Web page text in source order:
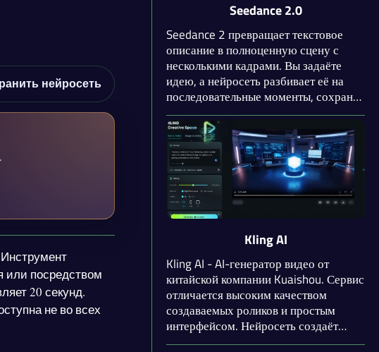
нейросеть
или посредством
20 секунд.
не во всех
Seedance 2.0
Seedance 2 превращает текстовое
описание в полноценную сцену с
несколькими кадрами. Вы задаёте
идею, а нейросеть разбивает её на
последовательные моменты, сохраняя
стиль персонажей и освещение.
Главное преимущество – переход от
одиночных клипов к связным
историям.
Kling AI
Kling AI - AI-генератор видео от
китайской компании Kuaishou. Сервис
отличается высоким качеством
создаваемых роликов и простым
интерфейсом. Нейросеть создаёт
видео из текста и изображений. В